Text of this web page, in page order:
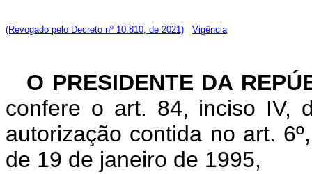
(Revogado pelo Decreto nº 10.810, de 2021) Vigência
O PRESIDENTE DA
confere o art. 84, inciso IV,
autorização contida no art.
de 19 de janeiro de 1995,